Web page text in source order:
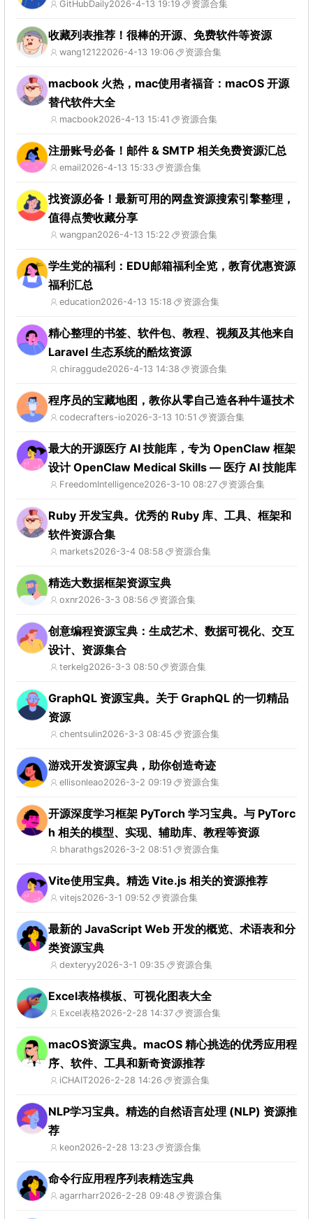
GitHubDaily2026-4-13 19:19 资源合集
收藏列表推荐！很棒的开源、免费软件等资源
wang12122026-4-13 19:06 资源合集
macbook 火热，mac使用者福音：macOS 开源
替代软件大全
macbook2026-4-13 15:41 资源合集
注册账号必备！邮件 & SMTP 相关免费资源汇总
email2026-4-13 15:33 资源合集
找资源必备！最新可用的网盘资源搜索引擎整理，
值得点赞收藏分享
wangpan2026-4-13 15:22 资源合集
学生党的福利：EDU邮箱福利全览，教育优惠资源
福利汇总
education2026-4-13 15:18 资源合集
精心整理的书签、软件包、教程、视频及其他来自
Laravel 生态系统的酷炫资源
chiraggude2026-4-13 14:38 资源合集
程序员的宝藏地图，教你从零自己造各种牛逼技术
codecrafters-io2026-3-13 10:51 资源合集
最大的开源医疗 AI 技能库，专为 OpenClaw 框架
设计 OpenClaw Medical Skills — 医疗 AI 技能库
FreedomIntelligence2026-3-10 08:27 资源合集
Ruby 开发宝典。优秀的 Ruby 库、工具、框架和
软件资源合集
markets2026-3-4 08:58 资源合集
精选大数据框架资源宝典
oxnr2026-3-3 08:56 资源合集
创意编程资源宝典：生成艺术、数据可视化、交互
设计、资源集合
terkelg2026-3-3 08:50 资源合集
GraphQL 资源宝典。关于 GraphQL 的一切精品
资源
chentsulin2026-3-3 08:45 资源合集
游戏开发资源宝典，助你创造奇迹
ellisonleao2026-3-2 09:19 资源合集
开源深度学习框架 PyTorch 学习宝典。与 PyTorc
h 相关的模型、实现、辅助库、教程等资源
bharathgs2026-3-2 08:51 资源合集
Vite使用宝典。精选 Vite.js 相关的资源推荐
vitejs2026-3-1 09:52 资源合集
最新的 JavaScript Web 开发的概览、术语表和分
类资源宝典
dexteryy2026-3-1 09:35 资源合集
Excel表格模板、可视化图表大全
Excel表格2026-2-28 14:37 资源合集
macOS资源宝典。macOS 精心挑选的优秀应用程
序、软件、工具和新奇资源推荐
iCHAIT2026-2-28 14:26 资源合集
NLP学习宝典。精选的自然语言处理 (NLP) 资源推
荐
keon2026-2-28 13:23 资源合集
命令行应用程序列表精选宝典
agarrharr2026-2-28 09:48 资源合集